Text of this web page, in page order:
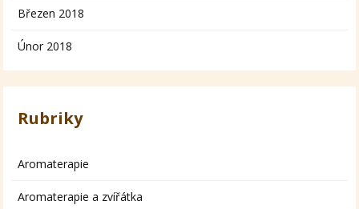
Březen 2018
Únor 2018
Rubriky
Aromaterapie
Aromaterapie a zvířátka